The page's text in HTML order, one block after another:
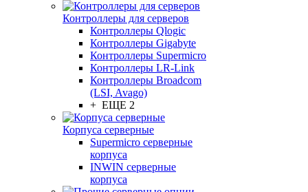
Контроллеры для серверов
Контроллеры Qlogic
Контроллеры Gigabyte
Контроллеры Supermicro
Контроллеры LR-Link
Контроллеры Broadcom
(LSI, Avago)
+ ЕЩЕ 2
Корпуса серверные
Supermicro серверные
корпуса
INWIN серверные
корпуса